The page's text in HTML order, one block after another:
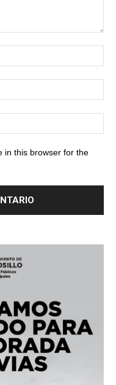
in this browser for the